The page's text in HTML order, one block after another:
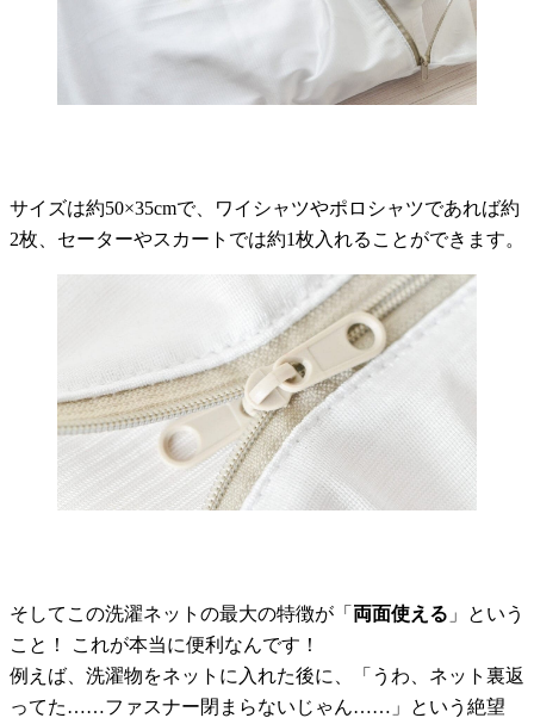
サイズは約50×35cmで、ワイシャツやポロシャツであれば約
2枚、セーターやスカートでは約1枚入れることができます。
そしてこの洗濯ネットの最大の特徴が「 両面使える 」という
こと！ これが本当に便利なんです！
例えば、洗濯物をネットに入れた後に、「うわ、ネット裏返
ってた……ファスナー閉まらないじゃん……」という絶望